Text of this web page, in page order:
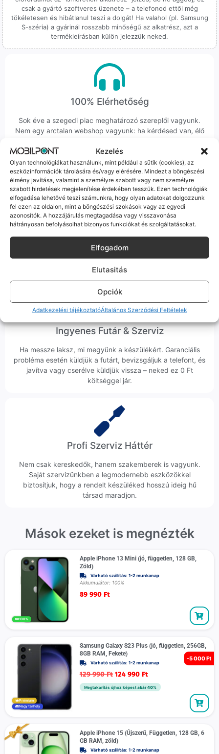
Kezelés
Olyan technológiákat használunk, mint például a sütik (cookies), az
eszközinformációk tárolására és/vagy elérésére. Mindezt a böngészési
élmény javítása, valamint a személyre szabott vagy nem személyre
szabott hirdetések megjelenítése érdekében tesszük. Ezen technológiák
elfogadása lehetővé teszi számunkra, hogy olyan adatokat dolgozzunk
fel ezen az oldalon, mint a böngészési szokások vagy az egyedi
azonosítók. A hozzájárulás megtagadása vagy visszavonása
hátrányosan befolyásolhat bizonyos funkciókat és szolgáltatásokat.
Elfogadom
Elutasitás
Opciók
Adatkezelési tájékoztatóÁltalános Szerződési Feltételek
csak a gyártó szoftveres üzenete – a telefonod ettől még
tökéletesen és hibátlanul teszi a dolgát! Ha valahol (pl. Samsung
S-széria) a gyárinál rosszabb minőségű az alkatrész, azt a
termékleírásban külön jelezzük neked.
100% Elérhetőség
Sok éve a szegedi piac meghatározó szereplői vagyunk.
Nem egy arctalan webshop vagyunk: ha kérdésed van, élő
minket Szegeden.
Korrekt Ügyintézés
Hibázni emberi dolog, de a felelősségvállalás nálunk alap.
Ha ritkán előfordul egy hiba, nem kifogásokat keresünk,
veszik az ügyedet.
Ingyenes Futár & Szerviz
Ha messze laksz, mi megyünk a készülékért. Garanciális
probléma esetén küldjük a futárt, bevizsgáljuk a telefont, és
javítva vagy cserélve küldjük vissza – neked ez 0 Ft
költséggel jár.
Profi Szerviz Háttér
Nem csak kereskedők, hanem szakemberek is vagyunk.
Saját szervizünkben a legmodernebb eszközökkel
biztosítjuk, hogy a rendelt készüléked hosszú ideig hű
társad maradjon.
Mások ezeket is megnézték
100%
Apple iPhone 13 Mini (jó, független, 128 GB,
Zöld)
Várható szállítás: 1-2 munkanap
Akkumulátor: 100%
89 990 Ft
-5 000 Ft
Prémium
Nagy tárhely
Samsung Galaxy S23 Plus (jó, független, 256GB,
8GB RAM, Fekete)
Várható szállítás: 1-2 munkanap
129 990Ft 124 990 Ft
Megtakarítás újhoz képest akár 40%
Apple iPhone 15 (Újszerű, Független, 128 GB, 6
GB RAM, zöld)
Várható szállítás: 1-2 munkanap